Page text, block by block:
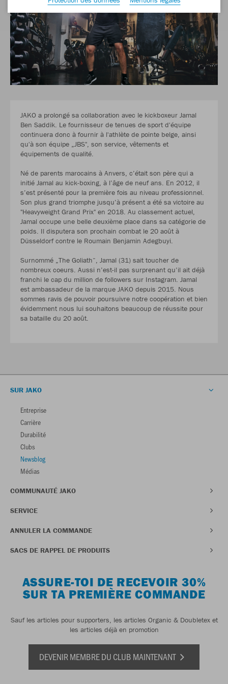
JAKO a prolongé sa collaboration avec le kickboxeur Jamal
Ben Saddik. Le fournisseur de tenues de sport d'équipe
continuera donc à fournir à l'athlète de pointe belge, ainsi
qu'à son équipe „JBS", son service, vêtements et
équipements de qualité.
Né de parents marocains à Anvers, c’était son père qui a
initié Jamal au kick-boxing, à l’âge de neuf ans. En 2012, il
s’est présenté pour la première fois au niveau professionnel.
Son plus grand triomphe jusqu’à présent a été sa victoire au
"Heavyweight Grand Prix" en 2018. Au classement actuel,
Jamal occupe une belle deuxième place dans sa catégorie de
poids. Il disputera son prochain combat le 20 août à
Düsseldorf contre le Roumain Benjamin Adegbuyi.
Surnommé „The Goliath“, Jamal (31) sait toucher de
nombreux coeurs. Aussi n’est-il pas surprenant qu’il ait déjà
franchi le cap du million de followers sur Instagram. Jamal
est ambassadeur de la marque JAKO depuis 2015. Nous
sommes ravis de pouvoir poursuivre notre coopération et bien
évidemment nous lui souhaitons beaucoup de réussite pour
sa bataille du 20 août.
SUR JAKO
Entreprise
Carrière
Durabilité
Clubs
Newsblog
Médias
COMMUNAUTÉ JAKO
SERVICE
ANNULER LA COMMANDE
SACS DE RAPPEL DE PRODUITS
ASSURE-TOI DE RECEVOIR 30%
SUR TA PREMIÈRE COMMANDE
Sauf les articles pour supporters, les articles Organic & Doubletex et
les articles déjà en promotion
DEVENIR MEMBRE DU CLUB MAINTENANT